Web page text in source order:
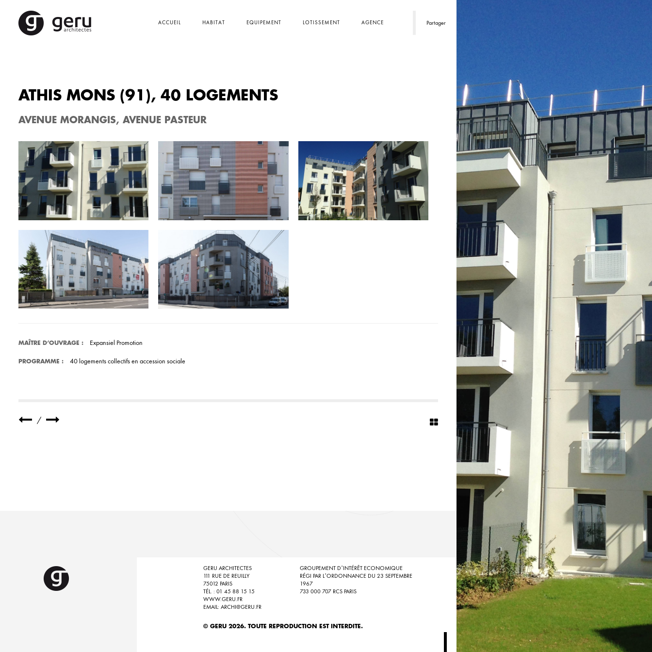
ACCUEIL HABITAT EQUIPEMENT LOTISSEMENT AGENCE Partager
ATHIS MONS (91), 40 LOGEMENTS
AVENUE MORANGIS, AVENUE PASTEUR
MAÎTRE D’OUVRAGE : Expansiel Promotion
PROGRAMME : 40 logements collectifs en accession sociale
/
GERU ARCHITECTES
111 RUE DE REUILLY
75012 PARIS
TÉL. : 01 45 88 15 15
WWW.GERU.FR
EMAIL: ARCHI@GERU.FR
GROUPEMENT D’INTÉRÊT ECONOMIQUE
RÉGI PAR L’ORDONNANCE DU 23 SEPTEMBRE
1967
733 000 707 RCS PARIS
© GERU 2026. TOUTE REPRODUCTION EST INTERDITE.